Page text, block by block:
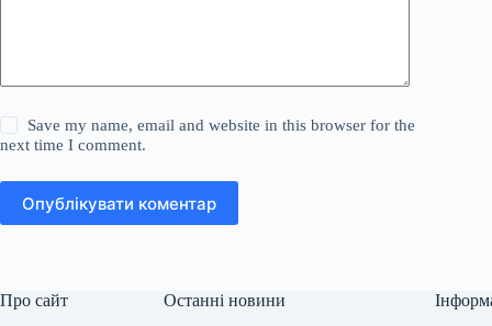
Save my name, email and website in this browser for the
next time I comment.
Опублікувати коментар
Про сайт Останні новини